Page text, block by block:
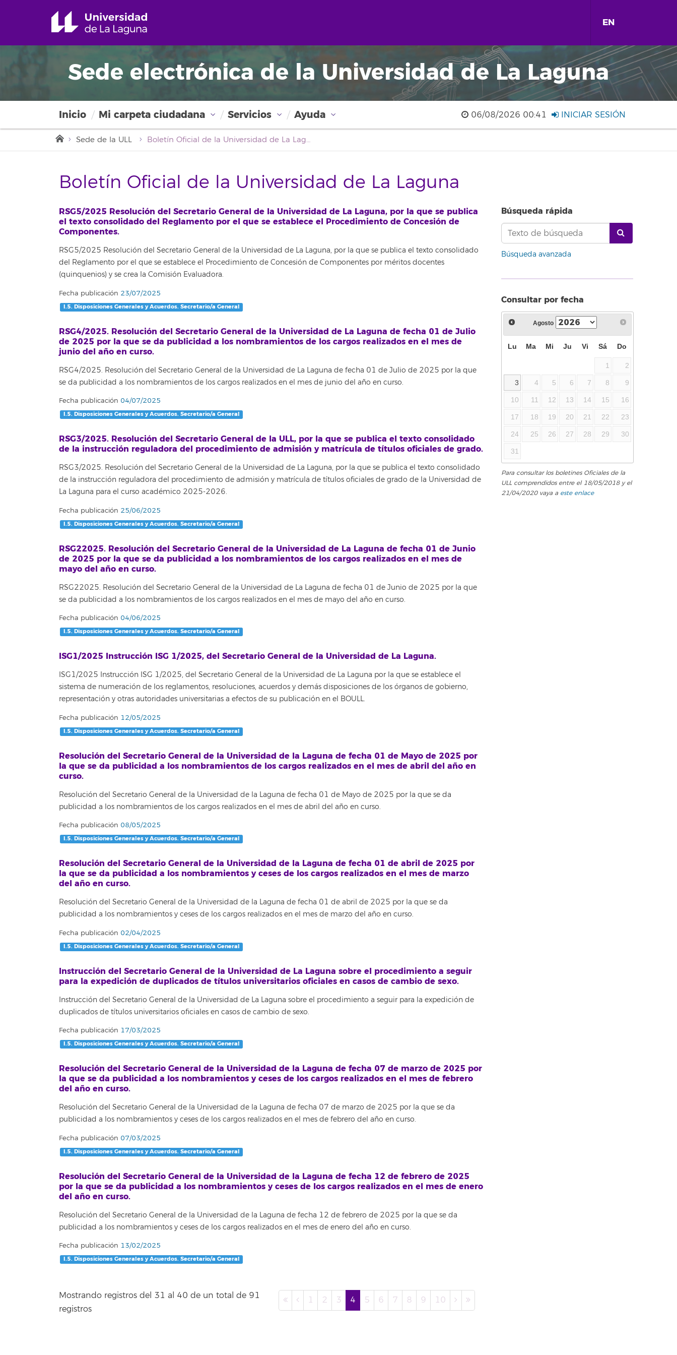
EN
Sede electrónica de la Universidad de La Laguna
Inicio Mi carpeta ciudadana Servicios Ayuda 06/08/2026 00:41 INICIAR SESIÓN
Sede de la ULL Boletín Oficial de la Universidad de La Laguna
Boletín Oficial de la Universidad de La Laguna
RSG5/2025 Resolución del Secretario General de la Universidad de La Laguna, por la que se publica
el texto consolidado del Reglamento por el que se establece el Procedimiento de Concesión de
Componentes.
RSG5/2025 Resolución del Secretario General de la Universidad de La Laguna, por la que se publica el texto consolidado
del Reglamento por el que se establece el Procedimiento de Concesión de Componentes por méritos docentes
(quinquenios) y se crea la Comisión Evaluadora.
Fecha publicación 23/07/2025
I.5. Disposiciones Generales y Acuerdos. Secretario/a General
RSG4/2025. Resolución del Secretario General de la Universidad de La Laguna de fecha 01 de Julio
de 2025 por la que se da publicidad a los nombramientos de los cargos realizados en el mes de
junio del año en curso.
RSG4/2025. Resolución del Secretario General de la Universidad de La Laguna de fecha 01 de Julio de 2025 por la que
se da publicidad a los nombramientos de los cargos realizados en el mes de junio del año en curso.
Fecha publicación 04/07/2025
I.5. Disposiciones Generales y Acuerdos. Secretario/a General
RSG3/2025. Resolución del Secretario General de la ULL, por la que se publica el texto consolidado
de la instrucción reguladora del procedimiento de admisión y matrícula de títulos oficiales de grado.
RSG3/2025. Resolución del Secretario General de la Universidad de La Laguna, por la que se publica el texto consolidado
de la instrucción reguladora del procedimiento de admisión y matrícula de títulos oficiales de grado de la Universidad de
La Laguna para el curso académico 2025-2026.
Fecha publicación 25/06/2025
I.5. Disposiciones Generales y Acuerdos. Secretario/a General
RSG22025. Resolución del Secretario General de la Universidad de La Laguna de fecha 01 de Junio
de 2025 por la que se da publicidad a los nombramientos de los cargos realizados en el mes de
mayo del año en curso.
RSG22025. Resolución del Secretario General de la Universidad de La Laguna de fecha 01 de Junio de 2025 por la que
se da publicidad a los nombramientos de los cargos realizados en el mes de mayo del año en curso.
Fecha publicación 04/06/2025
I.5. Disposiciones Generales y Acuerdos. Secretario/a General
ISG1/2025 Instrucción ISG 1/2025, del Secretario General de la Universidad de La Laguna.
ISG1/2025 Instrucción ISG 1/2025, del Secretario General de la Universidad de La Laguna por la que se establece el
sistema de numeración de los reglamentos, resoluciones, acuerdos y demás disposiciones de los órganos de gobierno,
representación y otras autoridades universitarias a efectos de su publicación en el BOULL.
Fecha publicación 12/05/2025
I.5. Disposiciones Generales y Acuerdos. Secretario/a General
Resolución del Secretario General de la Universidad de la Laguna de fecha 01 de Mayo de 2025 por
la que se da publicidad a los nombramientos de los cargos realizados en el mes de abril del año en
curso.
Resolución del Secretario General de la Universidad de la Laguna de fecha 01 de Mayo de 2025 por la que se da
publicidad a los nombramientos de los cargos realizados en el mes de abril del año en curso.
Fecha publicación 08/05/2025
I.5. Disposiciones Generales y Acuerdos. Secretario/a General
Resolución del Secretario General de la Universidad de la Laguna de fecha 01 de abril de 2025 por
la que se da publicidad a los nombramientos y ceses de los cargos realizados en el mes de marzo
del año en curso.
Resolución del Secretario General de la Universidad de la Laguna de fecha 01 de abril de 2025 por la que se da
publicidad a los nombramientos y ceses de los cargos realizados en el mes de marzo del año en curso.
Fecha publicación 02/04/2025
I.5. Disposiciones Generales y Acuerdos. Secretario/a General
Instrucción del Secretario General de la Universidad de La Laguna sobre el procedimiento a seguir
para la expedición de duplicados de títulos universitarios oficiales en casos de cambio de sexo.
Instrucción del Secretario General de la Universidad de La Laguna sobre el procedimiento a seguir para la expedición de
duplicados de títulos universitarios oficiales en casos de cambio de sexo.
Fecha publicación 17/03/2025
I.5. Disposiciones Generales y Acuerdos. Secretario/a General
Resolución del Secretario General de la Universidad de la Laguna de fecha 07 de marzo de 2025 por
la que se da publicidad a los nombramientos y ceses de los cargos realizados en el mes de febrero
del año en curso.
Resolución del Secretario General de la Universidad de la Laguna de fecha 07 de marzo de 2025 por la que se da
publicidad a los nombramientos y ceses de los cargos realizados en el mes de febrero del año en curso.
Fecha publicación 07/03/2025
I.5. Disposiciones Generales y Acuerdos. Secretario/a General
Resolución del Secretario General de la Universidad de la Laguna de fecha 12 de febrero de 2025
por la que se da publicidad a los nombramientos y ceses de los cargos realizados en el mes de enero
del año en curso.
Resolución del Secretario General de la Universidad de la Laguna de fecha 12 de febrero de 2025 por la que se da
publicidad a los nombramientos y ceses de los cargos realizados en el mes de enero del año en curso.
Fecha publicación 13/02/2025
I.5. Disposiciones Generales y Acuerdos. Secretario/a General
Mostrando registros del 31 al 40 de un total de 91
registros
1 2 3 4 5 6 7 8 9 10
Búsqueda rápida
Búsqueda avanzada
Consultar por fecha
Agosto
Lu Ma Mi Ju Vi Sá Do
1 2
3 4 5 6 7 8 9
10 11 12 13 14 15 16
17 18 19 20 21 22 23
24 25 26 27 28 29 30
31
Para consultar los boletines Oficiales de la
ULL comprendidos entre el 18/05/2018 y el
21/04/2020 vaya a este enlace